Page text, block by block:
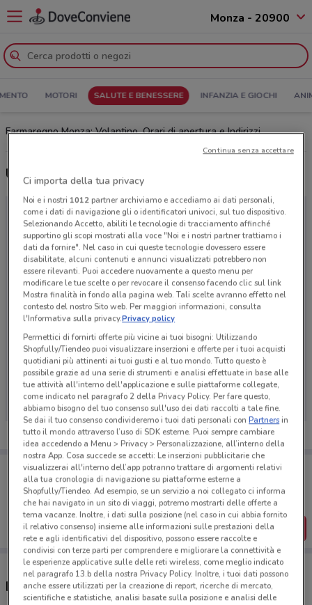
Monza - 20900
MOTORI SALUTE E BENESSERE INFANZIA E GIOCHI
Farmaregno Monza: Volantino, Orari di apertura e Indirizzi
Ultime offerte del volantino Farmaregno
Ci dispiace, al momento non abbiamo pubblicato
volantini nella tua zona. Riprova più tardi.
Porta DoveConviene sempre con te!
Puoi trovare le migliori offerte dei negozi vicino a te,
salvarle e creare la tua lista del risparmio, comodamente
dal tuo cellulare.
SCARICA L’APP
Negozi Farmaregno a Monza
Ci importa della tua privacy
Noi e i nostri 1012partner archiviamo e accediamo ai dati personali,
come i dati di navigazione gli o identificatori univoci, sul tuo dispositivo.
Selezionando Accetto, abiliti le tecnologie di tracciamento affinché
supportino gli scopi mostrati alla voce "Noi e i nostri partner trattiamo i
dati da fornire". Nel caso in cui queste tecnologie dovessero essere
disabilitate, alcuni contenuti e annunci visualizzati potrebbero non
essere rilevanti. Puoi accedere nuovamente a questo menu per
modificare le tue scelte o per revocare il consenso facendo clic sul link
Mostra finalità in fondo alla pagina web. Tali scelte avranno effetto nel
contesto del nostro Sito web. Per maggiori informazioni, consulta
l'Informativa sulla privacy.Privacy policy
Permettici di fornirti offerte più vicine ai tuoi bisogni: Utilizzando
Shopfully/Tiendeo puoi visualizzare inserzioni e offerte per i tuoi acquisti
quotidiani più attinenti ai tuoi gusti e al tuo mondo. Tutto questo è
possibile grazie ad una serie di strumenti e analisi effettuate in base alle
tue attività all'interno dell'applicazione e sulle piattaforme collegate,
come indicato nel paragrafo 2 della Privacy Policy. Per fare questo,
abbiamo bisogno del tuo consenso sull'uso dei dati raccolti a tale fine.
Se dai il tuo consenso condivideremo i tuoi dati personali conPartnersin
tutto il mondo attraverso l’uso di SDK esterne. Puoi sempre cambiare
idea accedendo a Menu > Privacy > Personalizzazione, all’interno della
nostra App. Cosa succede se accetti: Le inserzioni pubblicitarie che
visualizzerai all'interno dell’app potranno trattare di argomenti relativi
alla tua cronologia di navigazione su piattaforme esterne a
Shopfully/Tiendeo. Ad esempio, se un servizio a noi collegato ci informa
che hai navigato in un sito di viaggi, potremo mostrarti delle offerte a
tema vacanze. Inoltre, i dati sulla posizione (nel caso in cui abbia fornito
il relativo consenso) insieme alle informazioni sulle prestazioni della
rete e agli identificativi del dispositivo, possono essere raccolte e
condivisi con terze parti per comprendere e migliorare la connettività e
le esperienze applicative sulle delle reti wireless, come meglio indicato
nel paragrafo 13.b della nostra Privacy Policy. Inoltre, i tuoi dati possono
anche essere utilizzati per la creazione di report, ricerche di mercato,
scientifiche e statistiche, analisi basate sulla posizione e analisi delle
Continua senza accettare